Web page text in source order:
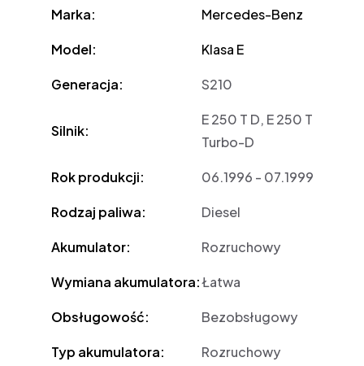
Marka: Mercedes-Benz
Model: Klasa E
Generacja: S210
Silnik:
E 250 T D, E 250 T
Turbo-D
Rok produkcji: 06.1996 - 07.1999
Rodzaj paliwa: Diesel
Akumulator: Rozruchowy
Wymiana akumulatora:Łatwa
Obsługowość: Bezobsługowy
Typ akumulatora: Rozruchowy